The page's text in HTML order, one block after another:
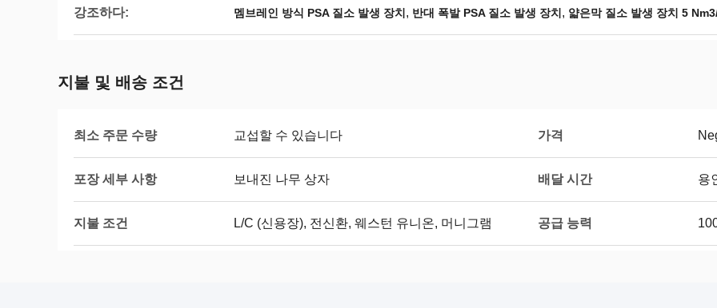
강조하다: 멤브레인 방식 PSA 질소 발생 장치 , 반대 폭발 PSA 질소 발생 장치 , 얇은막 질소 발생 장치 5
지불 및 배송 조건
최소 주문 수량 교섭할 수 있습니다 가격
포장 세부 사항 보내진 나무 상자 배달 시간 용
지불 조건 L/C (신용장), 전신환, 웨스턴 유니온, 머니그램 공급 능력